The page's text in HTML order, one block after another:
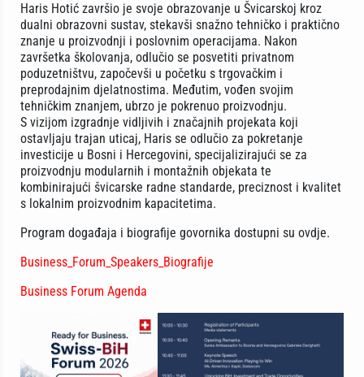
Haris Hotić završio je svoje obrazovanje u Švicarskoj kroz
dualni obrazovni sustav, stekavši snažno tehničko i praktično
znanje u proizvodnji i poslovnim operacijama. Nakon
završetka školovanja, odlučio se posvetiti privatnom
poduzetništvu, započevši u početku s trgovačkim i
preprodajnim djelatnostima. Međutim, vođen svojim
tehničkim znanjem, ubrzo je pokrenuo proizvodnju.
S vizijom izgradnje vidljivih i značajnih projekata koji
ostavljaju trajan uticaj, Haris se odlučio za pokretanje
investicije u Bosni i Hercegovini, specijalizirajući se za
proizvodnju modularnih i montažnih objekata te
kombinirajući švicarske radne standarde, preciznost i kvalitet
s lokalnim proizvodnim kapacitetima.
Program događaja i biografije govornika dostupni su ovdje.
Business_Forum_Speakers_Biografije
Business Forum Agenda